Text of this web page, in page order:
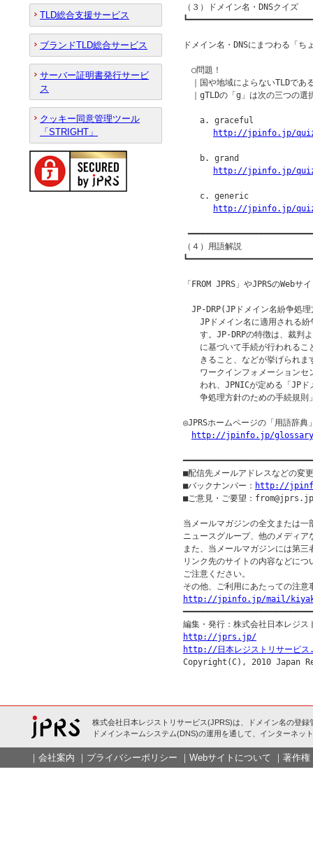
（３）ドメイン名・DNSクイズ
ドメイン名・DNSにまつわる「
○問題！
｜国や地域によらないTLDであ
｜gTLDの「g」は次の三つの選
a. graceful
http://jpinfo.jp/quiz/
b. grand
http://jpinfo.jp/quiz/
c. generic
http://jpinfo.jp/quiz/
（４）用語解説
「FROM JPRS」やJPRSのWeb
JP-DRP(JPドメイン名紛争処理
JPドメイン名に適用される
す。JP-DRPの特徴は、裁判よ
に基づいて手続が行われるこ
きること、などが挙げられま
ワークインフォメーションセ
われ、JPNICが定める「JPド
争処理方針のための手続規則
◎JPRSホームページの「用語辞典
http://jpinfo.jp/
■配信先メールアドレスなどの変
■バックナンバー： http://
■ご意見・ご要望：from@jprs.jp
当メールマガジンの全文または
ニュースグループ、他のメディ
また、当メールマガジンには第
リンク先のサイトの内容などに
ご注意ください。
http://jpinfo.jp/mail/
http://jprs.jp/
http://日本レジストリサービ
TLD総合支援サービス
ブランドTLD総合サービス
サーバー証明書発行サービ
ス
クッキー同意管理ツール
「STRIGHT」
株式会社日本レジストリサービス(JPRS)は、ドメイン名の登録
ドメインネームシステム(DNS)の運用を通して、インターネッ
｜ 会社案内 ｜ プライバシーポリシー ｜ Webサイトについて ｜ 著作権